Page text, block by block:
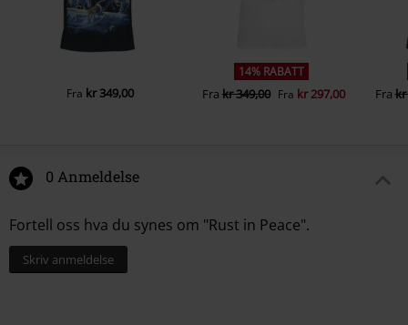
Fra kr 349,00
14% RABATT
Frakr 349,00 Fra kr 297,00 Frakr
0 Anmeldelse
Fortell oss hva du synes om "Rust in Peace".
Skriv anmeldelse